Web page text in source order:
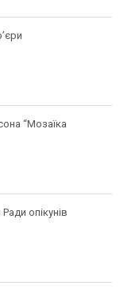
“Мозаїка
опікунів